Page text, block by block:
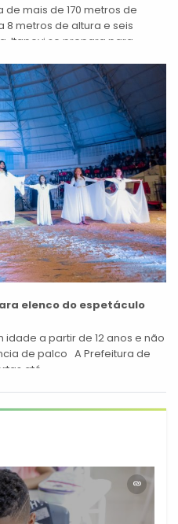
mais de 170 metros de
8 metros de altura e seis
Itapevi se prepara para
elenco do espetáculo
a partir de 12 anos e não
de palco A Prefeitura de
até...